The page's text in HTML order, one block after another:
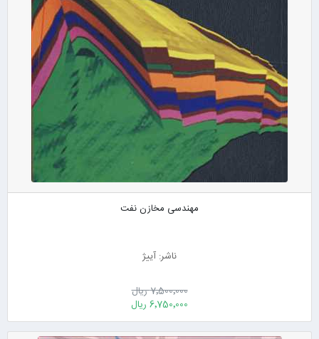
مهندسی مخازن نفت
ناشر: آییژ
7٬500٬000 ریال
6٬750٬000 ریال